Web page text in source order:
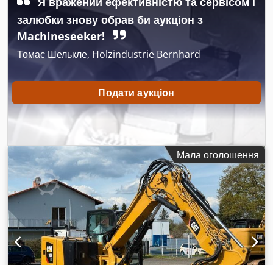
залюбки знову обрав би аукціон з
Machineseeker!
Томас Шелькле, Holzindustrie Bernhard
Подати аукціон
Мала оголошення